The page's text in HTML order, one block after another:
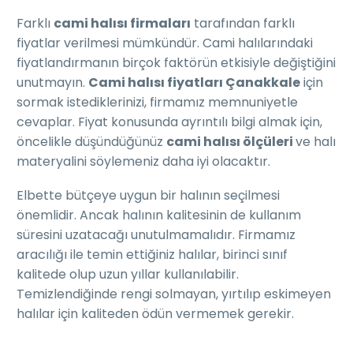
Farklı cami halısı firmaları tarafından farklı
fiyatlar verilmesi mümkündür. Cami halılarındaki
fiyatlandırmanın birçok faktörün etkisiyle değiştiğini
unutmayın. Cami halısı fiyatları Çanakkaleiçin
sormak istediklerinizi, firmamız memnuniyetle
cevaplar. Fiyat konusunda ayrıntılı bilgi almak için,
öncelikle düşündüğünüz cami halısı ölçülerive halı
materyalini söylemeniz daha iyi olacaktır.
Elbette bütçeye uygun bir halının seçilmesi
önemlidir. Ancak halının kalitesinin de kullanım
süresini uzatacağı unutulmamalıdır. Firmamız
aracılığı ile temin ettiğiniz halılar, birinci sınıf
kalitede olup uzun yıllar kullanılabilir.
Temizlendiğinde rengi solmayan, yırtılıp eskimeyen
halılar için kaliteden ödün vermemek gerekir.